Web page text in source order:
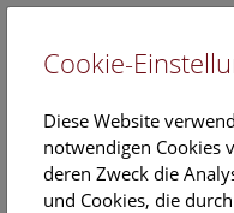
Cookie-
Diese Website
notwendigen Cookies
deren Zweck die
und Cookies, die